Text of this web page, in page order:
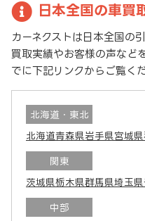
日本全国の車買
カーネクストは日本全国の
買取実績やお客様の声など
でに下記リンクからご覧くだ
北海道・東北
北海道青森県岩手県宮城県
関東
茨城県栃木県群馬県埼玉県
中部